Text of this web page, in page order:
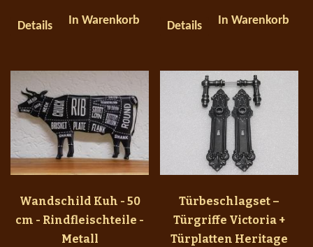
Details In Warenkorb Details In Warenkorb
Wandschild Kuh - 50
cm - Rindfleischteile -
Metall
Türbeschlagset –
Türgriffe Victoria +
Türplatten Heritage